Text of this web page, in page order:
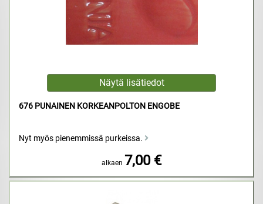
676 PUNAINEN KORKEANPOLTON ENGOBE
Nyt myös pienemmissä purkeissa.
alkaen 7,00 €